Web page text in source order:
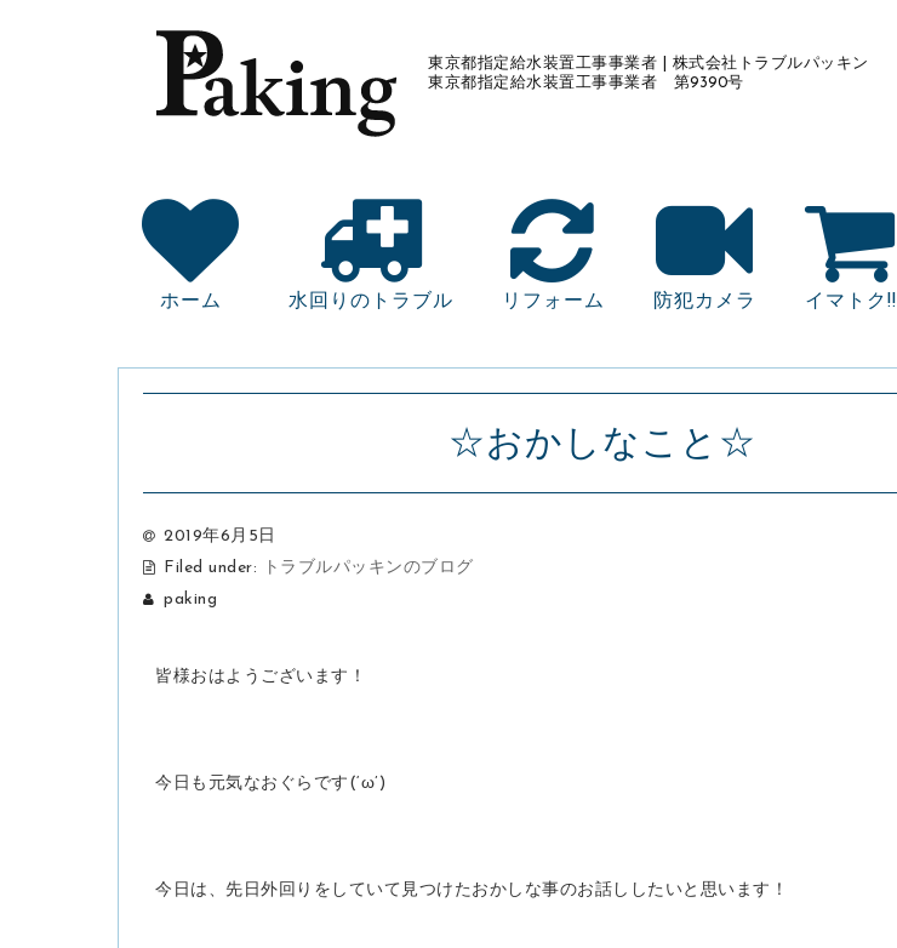
東京都指定給水装置工事事業者 | 株式会社トラブルパッキン
東京都指定給水装置工事事業者 第9390号
ホーム 水回りのトラブル リフォーム 防犯カメラ イマトク!!
☆おかしなこと☆
2019年6月5日
Filed under:
トラブルパッキンのブログ
paking
皆様おはようございます！
今日も元気なおぐらです(‘ω’)
今日は、先日外回りをしていて見つけたおかしな事のお話ししたいと思います！